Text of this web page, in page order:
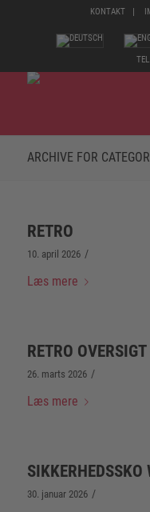
KONTAKT
ARCHIVE FOR
RETRO
10. april 2026 /
Læs mere
RETRO OVERSIGT
26. marts 2026 /
Læs mere
30. januar 2026 /